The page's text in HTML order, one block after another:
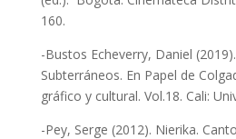
160.
-Bustos Echeverry, Daniel
Subterráneos. En Papel de
gráfico y cultural. Vol.18. Cali:
-Pey, Serge (2012). Nierika.